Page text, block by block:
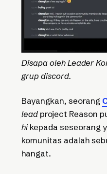
Disapa oleh Leader
grup discord.
Bayangkan, seorang
lead project Reason
hikepada seseorang
komunitas adalah
hangat.